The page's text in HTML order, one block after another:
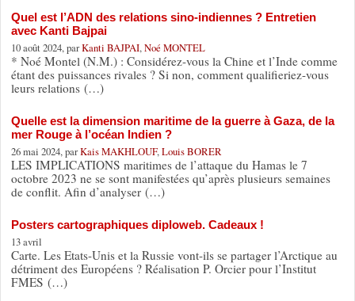
Quel est l’ADN des relations sino-indiennes ? Entretien
avec Kanti Bajpai
10 août 2024, parKanti BAJPAI, Noé MONTEL
* Noé Montel (N.M.) : Considérez-vous la Chine et l’Inde comme
étant des puissances rivales ? Si non, comment qualifieriez-vous
leurs relations (…)
Quelle est la dimension maritime de la guerre à Gaza, de la
mer Rouge à l’océan Indien ?
26 mai 2024, parKais MAKHLOUF, Louis BORER
LES IMPLICATIONS maritimes de l’attaque du Hamas le 7
octobre 2023 ne se sont manifestées qu’après plusieurs semaines
de conflit. Afin d’analyser (…)
Posters cartographiques diploweb. Cadeaux !
13 avril
Carte. Les Etats-Unis et la Russie vont-ils se partager l’Arctique au
détriment des Européens ? Réalisation P. Orcier pour l’Institut
FMES (…)